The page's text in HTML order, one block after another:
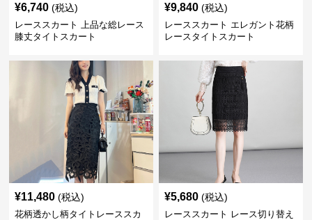
¥6,740 (税込)
レーススカート 上品な総レース
膝丈タイトスカート
¥9,840 (税込)
レーススカート エレガント花柄
レースタイトスカート
¥11,480 (税込)
花柄透かし柄タイトレーススカ
¥5,680 (税込)
レーススカート レース切り替え